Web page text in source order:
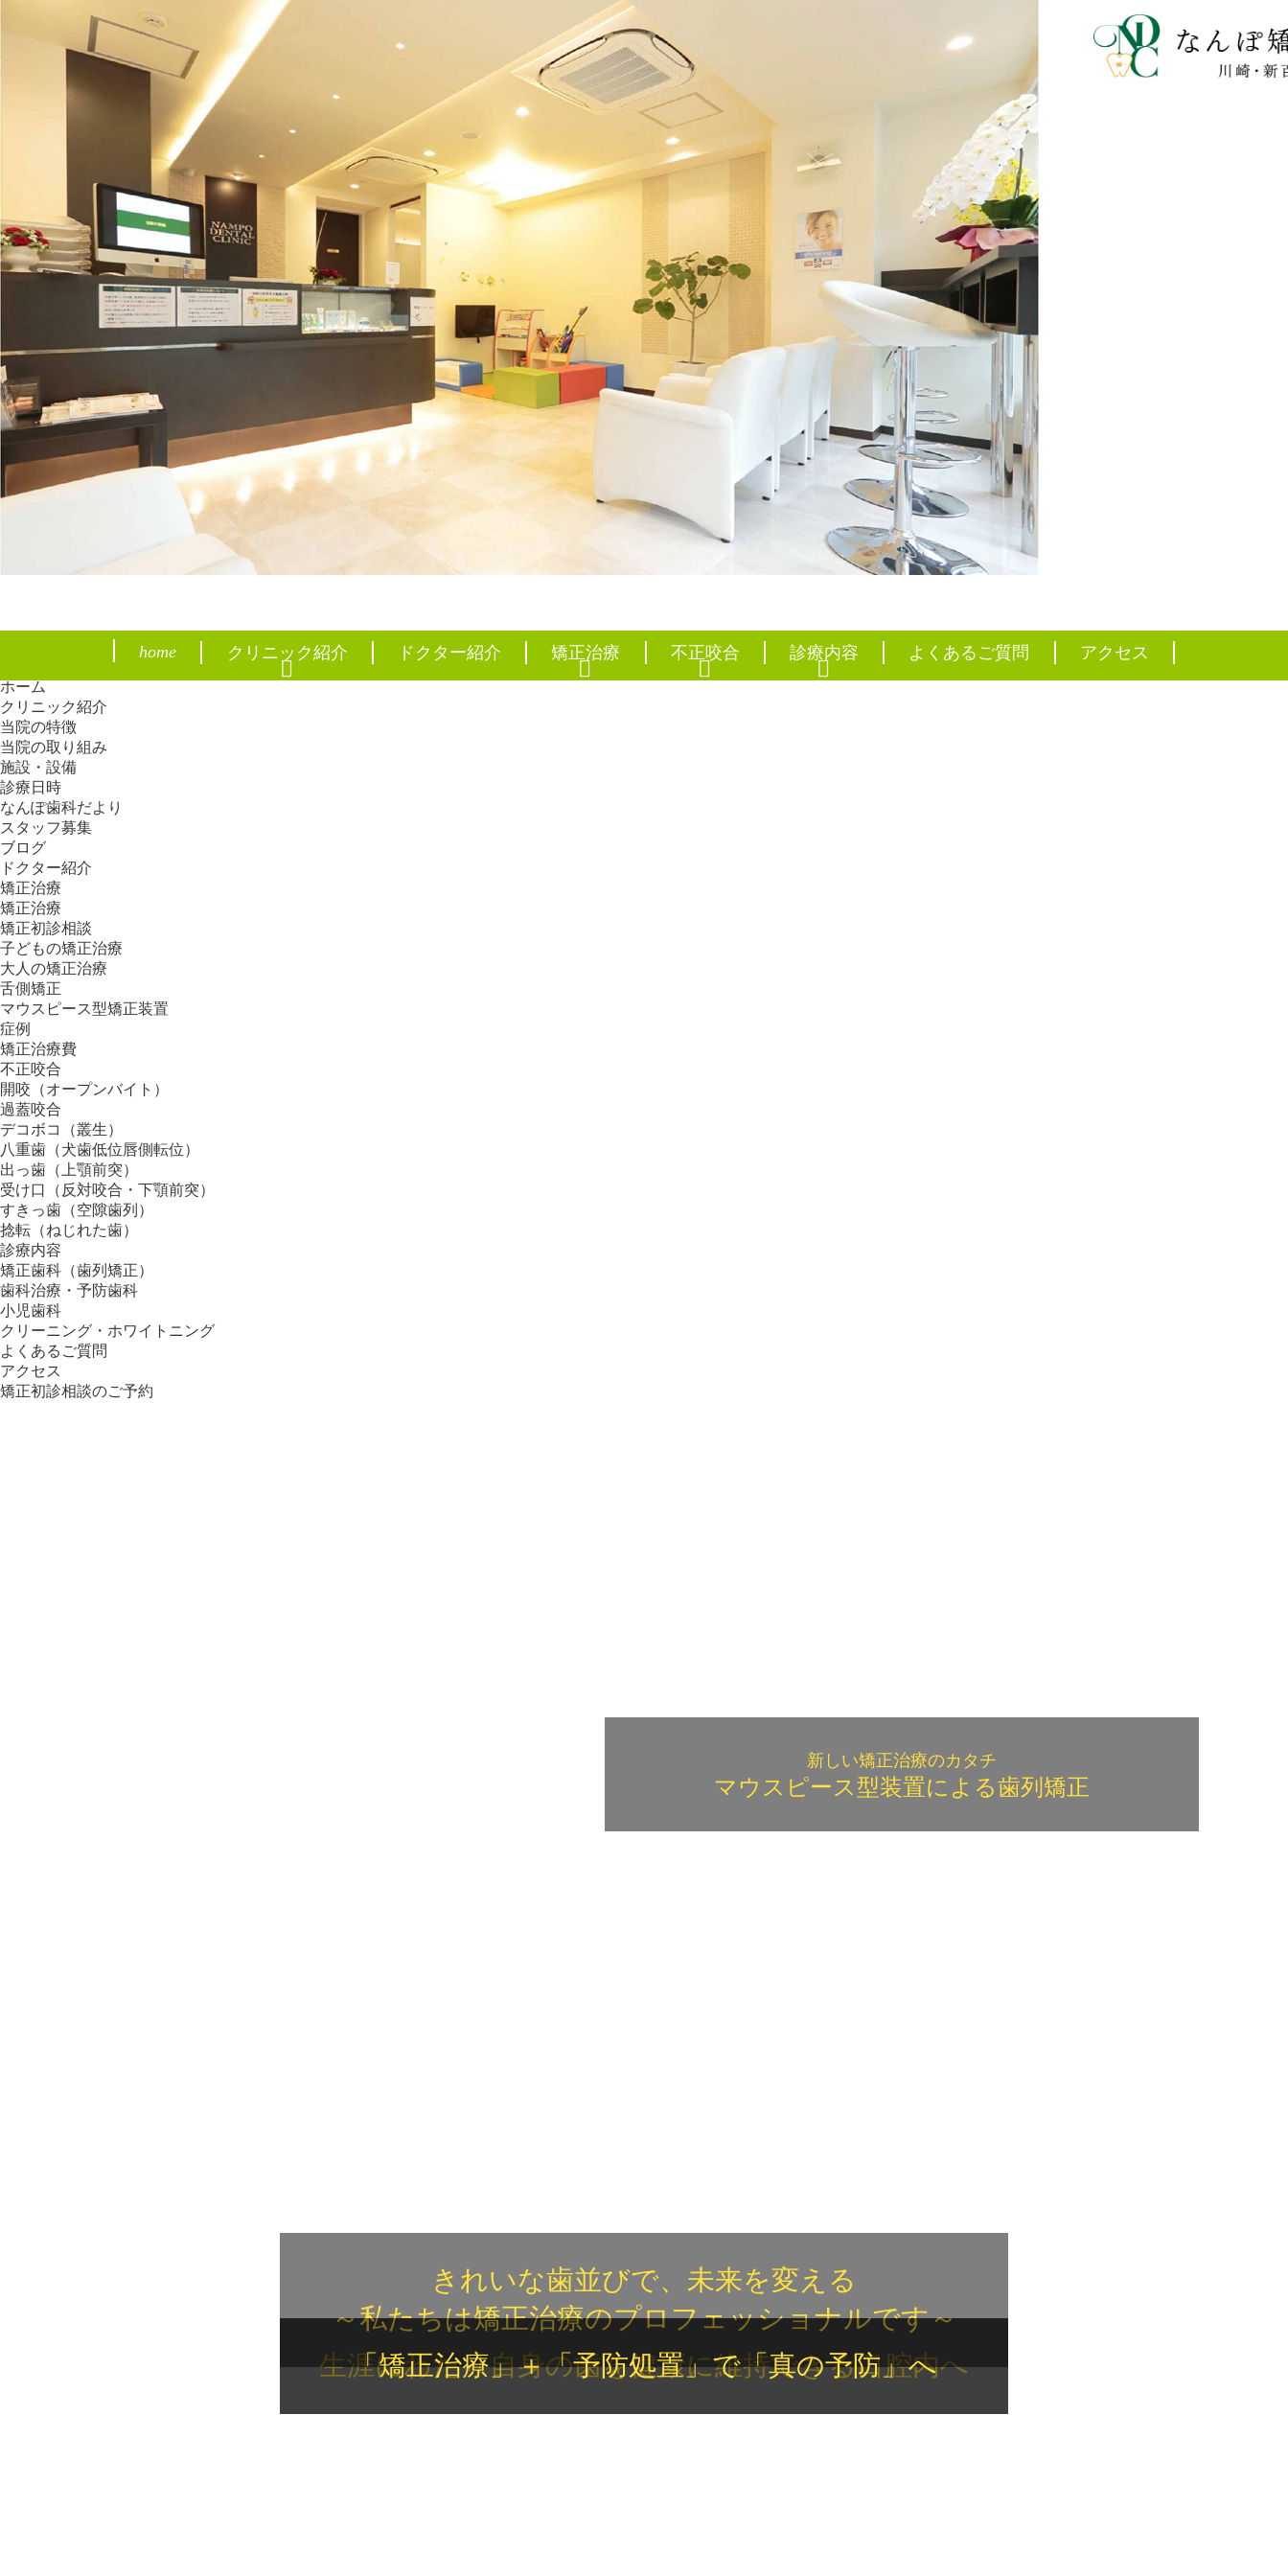
生涯にわたり自身の歯を健康に維持できる口腔内へ
きれいな歯並びで、未来を変える
～私たちは矯正治療のプロフェッショナルです～
新しい矯正治療のカタチ
マウスピース型装置による歯列矯正
「矯正治療」＋「予防処置」で「真の予防」へ
home クリニック紹介 ドクター紹介 矯正治療 不正咬合 診療内容 よくあるご質問 アクセス
新百合ヶ丘駅徒歩4分の矯正歯科なんぽ矯正歯科 川崎・新百合ヶ丘
ホーム
クリニック紹介
当院の特徴
当院の取り組み
施設・設備
診療日時
なんぽ歯科だより
スタッフ募集
ブログ
ドクター紹介
矯正治療
矯正治療
矯正初診相談
子どもの矯正治療
大人の矯正治療
舌側矯正
マウスピース型矯正装置
症例
矯正治療費
不正咬合
開咬（オープンバイト）
過蓋咬合
デコボコ（叢生）
八重歯（犬歯低位唇側転位）
出っ歯（上顎前突）
受け口（反対咬合・下顎前突）
すきっ歯（空隙歯列）
捻転（ねじれた歯）
診療内容
矯正歯科（歯列矯正）
歯科治療・予防歯科
小児歯科
クリーニング・ホワイトニング
よくあるご質問
アクセス
矯正初診相談のご予約